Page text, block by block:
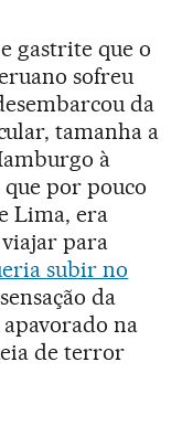
gastrite que o
sofreu
da
tamanha a
à
por pouco
Lima, era
viajar para
subir no
da
na
de terror